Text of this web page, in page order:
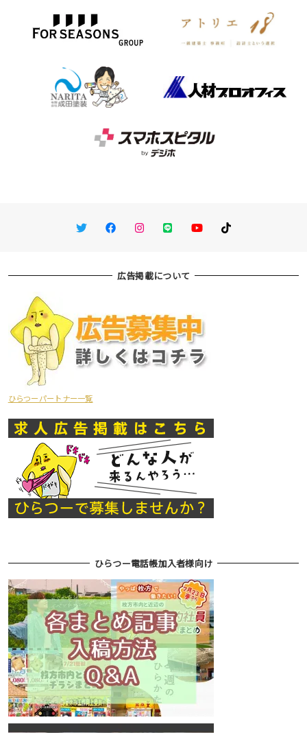
TwitterFacebookInstagram
LINE You TubeTikTok
広告掲載について
ひらつーパートナー一覧
ひらつー電話帳加入者様向け